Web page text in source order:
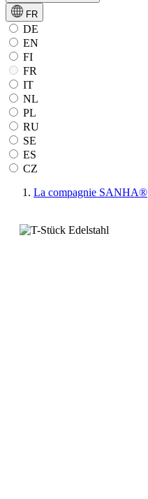
FR
DE
EN
FI
FR
IT
NL
PL
RU
SE
ES
CZ
La compagnie SANHA®